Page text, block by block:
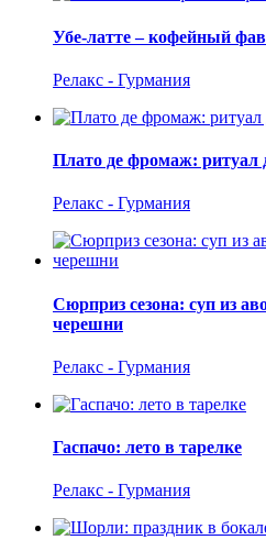
Убе-латте – кофейный
Релакс - Гурмания
Плато де фромаж: ритуал
Релакс - Гурмания
Сюрприз сезона: суп из
черешни
Релакс - Гурмания
Гаспачо: лето в тарелке
Релакс - Гурмания